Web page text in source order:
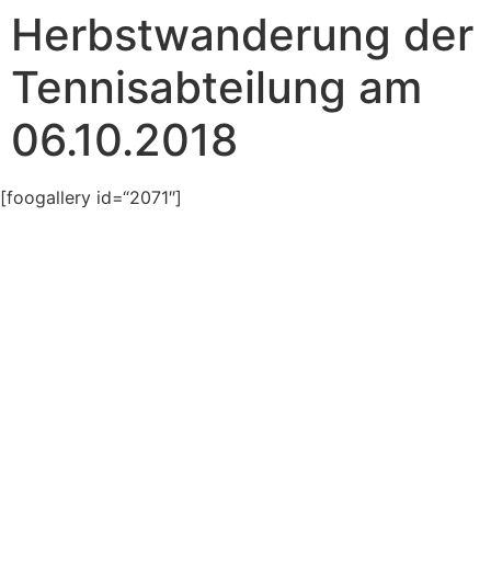
Herbstwanderung der
Tennisabteilung am
06.10.2018
[foogallery id=“2071″]